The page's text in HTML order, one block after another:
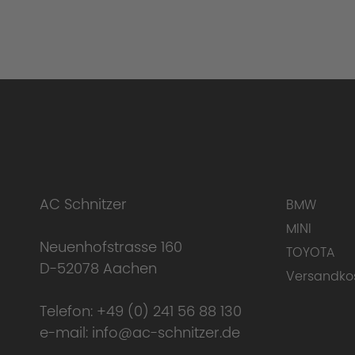
AC Schnitzer
Neuenhofstrasse 160
D-52078 Aachen
Telefon: +49 (0) 241 56 88 130
e-mail: info@ac-schnitzer.de
BMW
MINI
TOYOTA